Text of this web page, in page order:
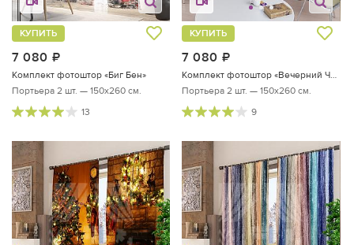
7 080
КУПИТЬ
Комплект фотоштор «Биг Бен»
Портьера 2 шт. — 150х260 см.
13
7 080
КУПИТЬ
Комплект фотоштор «Вечерний Чикаго»
Портьера 2 шт. — 150х260 см.
9